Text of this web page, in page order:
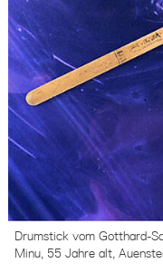
Drumstick vom Gotthard-
Minu, 55 Jahre alt,